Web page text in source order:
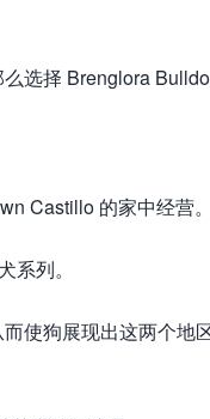
选择 Brenglora
Castillo 的家中经营
列。
使狗展现出这两个地